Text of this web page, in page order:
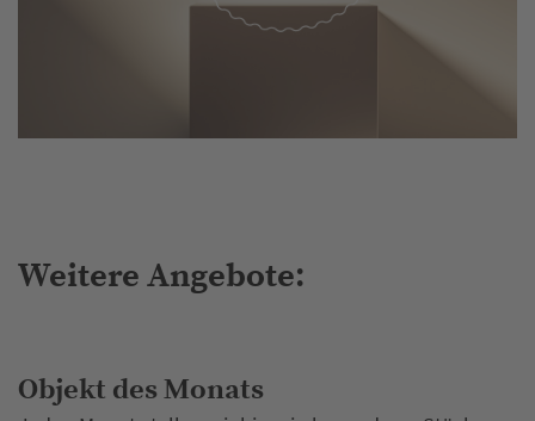
Weitere Angebote:
Objekt des Monats